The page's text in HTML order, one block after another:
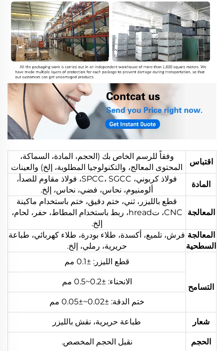
اقتباس
وفقاً للرسم الخاص بك (الحجم، المادة، السماكة،
المحتوى المعالج، والتكنولوجيا المطلوبة، إلخ) والعينات
المادة
فولاذ كربوني، SPCC، SGCC، فولاذ مقاوم للصدأ،
ألومنيوم، نحاس، فضي، نحاس، إلخ.
المعالجة
قطع بالليزر، ثني، ختم دقيق، ختم باستخدام ماكينة
CNC، تhread، ربط باستخدام المطاط، حفر، لحام،
إلخ.
المعالجة
السطحية
فرش، تلميع، أكسدة، طلاء بودرة، طلاء كهربائي، طباعة
حريرية، رملي، إلخ.
التسامح
قطع الليزر: ±0.1 مم
الانحناء: ±0.2~0.5 مم
ختم الدقة: ±0.02~±0.05 مم
شعار طباعة حريرية، نقش بالليزر
الحجم نقبل الحجم المخصص.